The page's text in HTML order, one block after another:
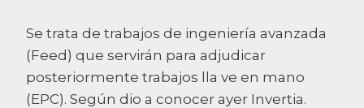
Se trata de trabajos de ingeniería avanzada
(Feed) que servirán para adjudicar
posteriormente trabajos lla ve en mano
(EPC). Según dio a conocer ayer Invertia.